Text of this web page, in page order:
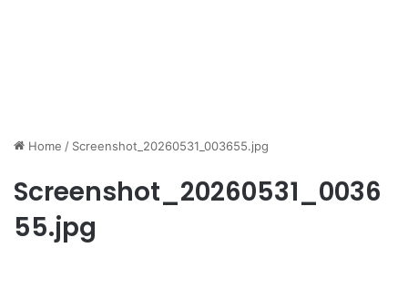
Home / Screenshot_20260531_003655.jpg
Screenshot_20260531_0036
55.jpg